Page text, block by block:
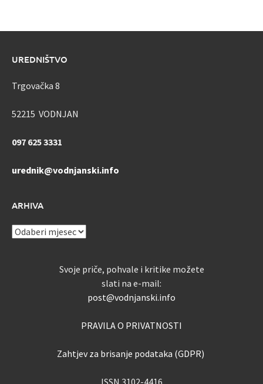
UREDNIŠTVO
Trgovačka 8
52215 VODNJAN
097 625 3331
urednik@vodnjanski.info
ARHIVA
ARHIVA
Svoje priče, pohvale i kritike možete
slati na e-mail:
post@vodnjanski.info
PRAVILA O PRIVATNOSTI
Zahtjev za brisanje podataka (GDPR)